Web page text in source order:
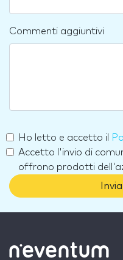
Commenti aggiuntivi
Ho letto e accetto il
Accetto l'invio di
offrono prodotti